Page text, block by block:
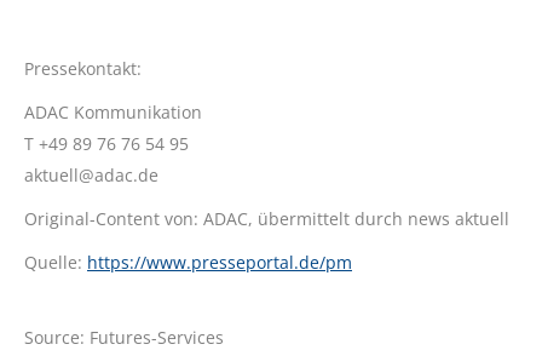
Pressekontakt:
ADAC Kommunikation
T +49 89 76 76 54 95
aktuell@adac.de
Original-Content von: ADAC, übermittelt durch news aktuell
Quelle: https://www.presseportal.de/pm
Source: Futures-Services